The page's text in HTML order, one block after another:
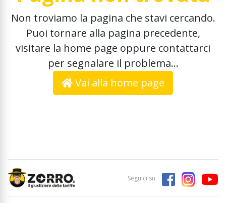
Non troviamo la pagina che stavi cercando.
Puoi tornare alla pagina precedente,
visitare la home page oppure contattarci
per segnalare il problema...
Vai alla home page
Seguici su